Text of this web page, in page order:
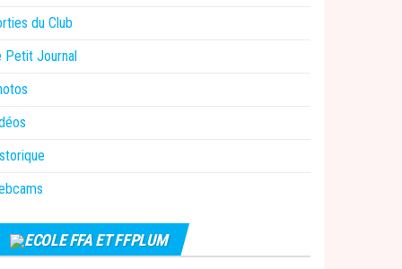
du Club
Petit Journal
ECOLE FFA ET FFPLUM